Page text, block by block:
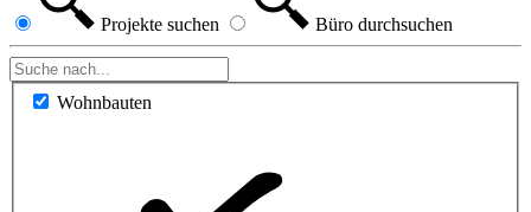
Projekte suchen Büro durchsuchen
Wohnbauten